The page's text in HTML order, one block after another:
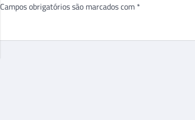
Campos obrigatórios são marcados com *